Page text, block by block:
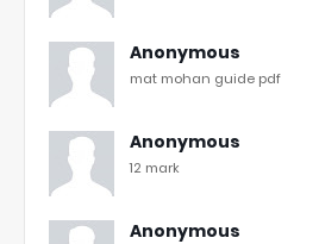
Anonymous
mat mohan guide pdf
Anonymous
12 mark
Anonymous